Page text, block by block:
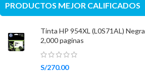
PRODUCTOS MEJOR CALIFICADOS
Tinta HP 954XL (L0S71AL) Negra
2,000 paginas
S/270.00